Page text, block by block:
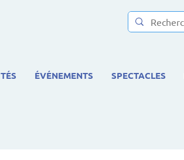
ÉVÉNEMENTS SPECTACLES